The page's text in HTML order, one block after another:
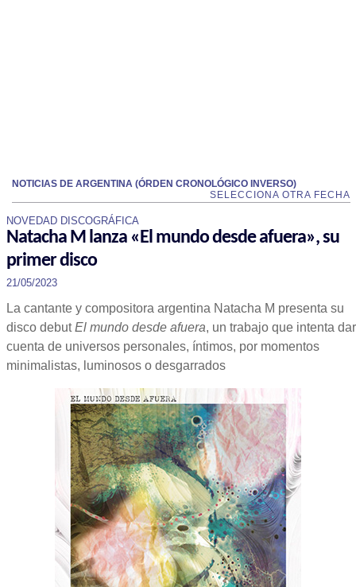
NOTICIAS DE ARGENTINA (ÓRDEN CRONOLÓGICO INVERSO)
SELECCIONA OTRA FECHA
NOVEDAD DISCOGRÁFICA
Natacha M lanza «El mundo desde afuera», su
primer disco
21/05/2023
La cantante y compositora argentina Natacha M presenta su
disco debutEl mundo desde afuera, un trabajo que intenta dar
cuenta de universos personales, íntimos, por momentos
minimalistas, luminosos o desgarrados